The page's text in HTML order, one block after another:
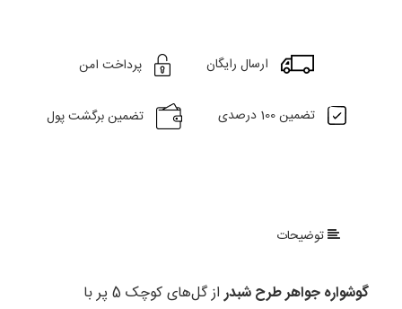
ارسال رایگان پرداخت امن
تضمین 100 درصدی تضمین برگشت پول
توضیحات
گوشواره جواهر طرح شبدر
از گل‌های کوچک 5 پر با